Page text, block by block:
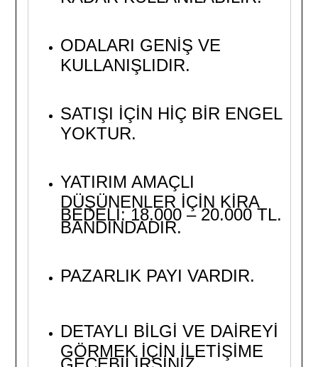
ODALARI GENİŞ VE
KULLANIŞLIDIR.
SATIŞI İÇİN HİÇ BİR ENGEL
YOKTUR.
YATIRIM AMAÇLI
DÜŞÜNENLER İÇİN KİRA
BEDELİ: 18.000 – 20.000 TL.
BANDINDADIR.
PAZARLIK PAYI VARDIR.
DETAYLI BİLGİ VE DAİREYİ
GÖRMEK İÇİN İLETİŞİME
GEÇEBİLİRSİNİZ.